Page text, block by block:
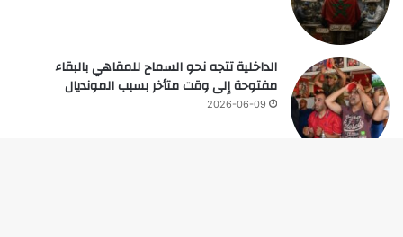
الداخلية تتجه نحو السماح للمقاهي بالبقاء
مفتوحة إلى وقت متأخر بسبب المونديال
2026-06-09